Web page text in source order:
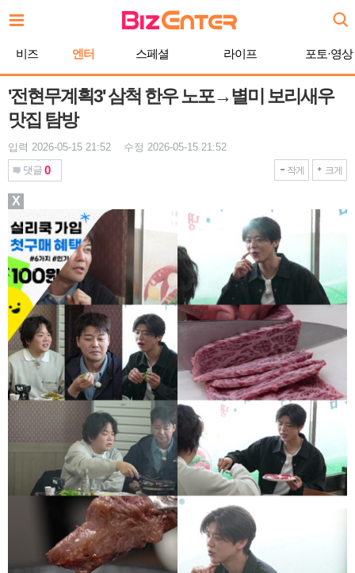
문
비즈 엔터 스페셜 라이프 포토·영상
'전현무계획3' 삼척 한우 노포→별미 보리새우
맛집 탐방
입력 2026-05-15 21:52 수정 2026-05-15 21:52
댓글 0 작게 크게
X